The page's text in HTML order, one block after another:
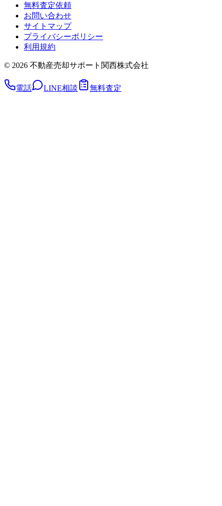
無料査定依頼
お問い合わせ
サイトマップ
プライバシーポリシー
利用規約
© 2026 不動産売却サポート関西株式会社
電話 LINE相談 無料査定